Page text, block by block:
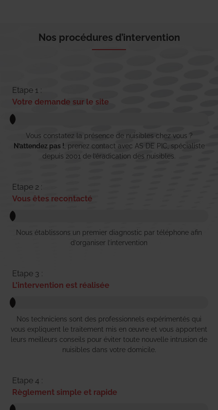
Nos procédures d’intervention
Etape 1 :
Votre demande sur le site
Vous constatez la présence de nuisibles chez vous ?
N’attendez pas ! , prenez contact avec AS DE PIC, spécialiste
depuis 2001 de l’éradication des nuisibles.
Etape 2 :
Vous êtes recontacté
Nous établissons un premier diagnostic par téléphone afin
d’organiser l’intervention
Etape 3 :
L'intervention est réalisée
Nos techniciens sont des professionnels expérimentés qui
vous expliquent le traitement mis en œuvre et vous apportent
leurs meilleurs conseils pour éviter toute nouvelle intrusion de
nuisibles dans votre domicile.
Etape 4 :
Règlement simple et rapide